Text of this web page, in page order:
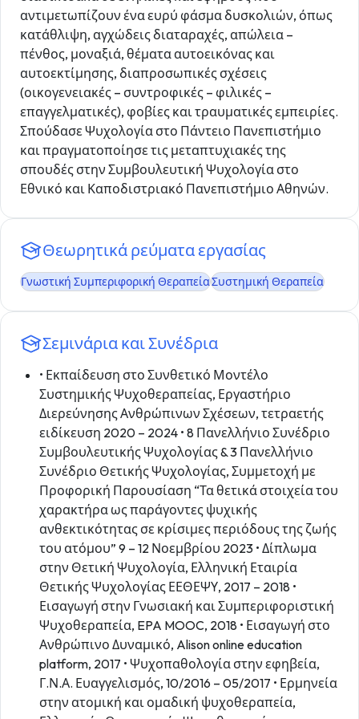
αντιμετωπίζουν ένα ευρύ φάσμα δυσκολιών, όπως
κατάθλιψη, αγχώδεις διαταραχές, απώλεια –
πένθος, μοναξιά, θέματα αυτοεικόνας και
αυτοεκτίμησης, διαπροσωπικές σχέσεις
(οικογενειακές – συντροφικές – φιλικές –
επαγγελματικές), φοβίες και τραυματικές εμπειρίες.
Σπούδασε Ψυχολογία στο Πάντειο Πανεπιστήμιο
και πραγματοποίησε τις μεταπτυχιακές της
σπουδές στην Συμβουλευτική Ψυχολογία στο
Εθνικό και Καποδιστριακό Πανεπιστήμιο Αθηνών.
Θεωρητικά ρεύματα εργασίας
Γνωστική Συμπεριφορική ΘεραπείαΣυστημική Θεραπεία
Σεμινάρια και Συνέδρια
• Εκπαίδευση στο Συνθετικό Μοντέλο
Συστημικής Ψυχοθεραπείας, Εργαστήριο
Διερεύνησης Ανθρώπινων Σχέσεων, τετραετής
ειδίκευση 2020 – 2024 • 8 Πανελλήνιο Συνέδριο
Συμβουλευτικής Ψυχολογίας & 3 Πανελλήνιο
Συνέδριο Θετικής Ψυχολογίας, Συμμετοχή με
Προφορική Παρουσίαση “Τα θετικά στοιχεία του
χαρακτήρα ως παράγοντες ψυχικής
ανθεκτικότητας σε κρίσιμες περιόδους της ζωής
του ατόμου” 9 – 12 Νοεμβρίου 2023 • Δίπλωμα
στην Θετική Ψυχολογία, Ελληνική Εταιρία
Θετικής Ψυχολογίας ΕΕΘΕΨΥ, 2017 – 2018 •
Εισαγωγή στην Γνωσιακή και Συμπεριφοριστική
Ψυχοθεραπεία, EPA MOOC, 2018 • Εισαγωγή στο
Ανθρώπινο Δυναμικό, Alison online education
platform, 2017 • Ψυχοπαθολογία στην εφηβεία,
Γ.Ν.Α. Ευαγγελισμός, 10/2016 – 05/2017 • Ερμηνεία
στην ατομική και ομαδική ψυχοθεραπεία,